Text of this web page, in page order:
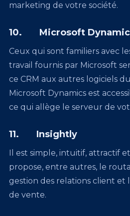
marketing de votre société.
10. Microsoft
Ceux qui sont familiers avec
travail fournis par Microsoft
ce CRM aux autres logiciels
Microsoft Dynamics est
ce qui allège le serveur de
11. Insightly
Il est simple, intuitif, attractif
propose, entre autres, le
gestion des relations client et
de vente.